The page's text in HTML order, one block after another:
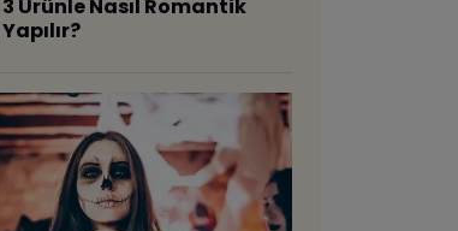
Ürünle Nasıl Romantik